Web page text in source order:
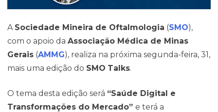
A Sociedade Mineira de Oftalmologia (SMO),
com o apoio da Associação Médica de Minas
Gerais (AMMG), realiza na próxima segunda-feira, 31,
mais uma edição do SMO Talks.
O tema desta edição será “Saúde Digital e
Transformações do Mercado” e terá a